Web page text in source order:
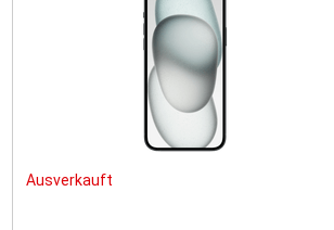
Ausverkauft